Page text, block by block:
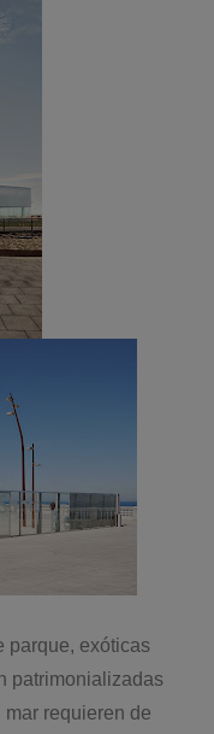
exóticas
patrimonializadas
requieren de